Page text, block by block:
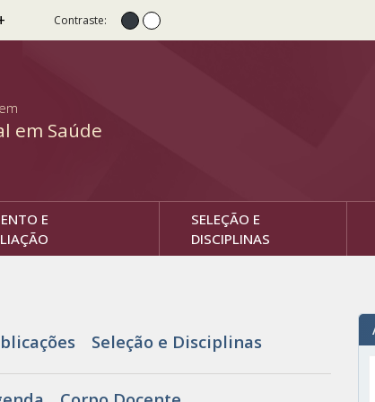
Contraste: Contraste normal
Alto Contraste
em Saúde
E
SELEÇÃO E
DISCIPLINAS
Seleção e Disciplinas